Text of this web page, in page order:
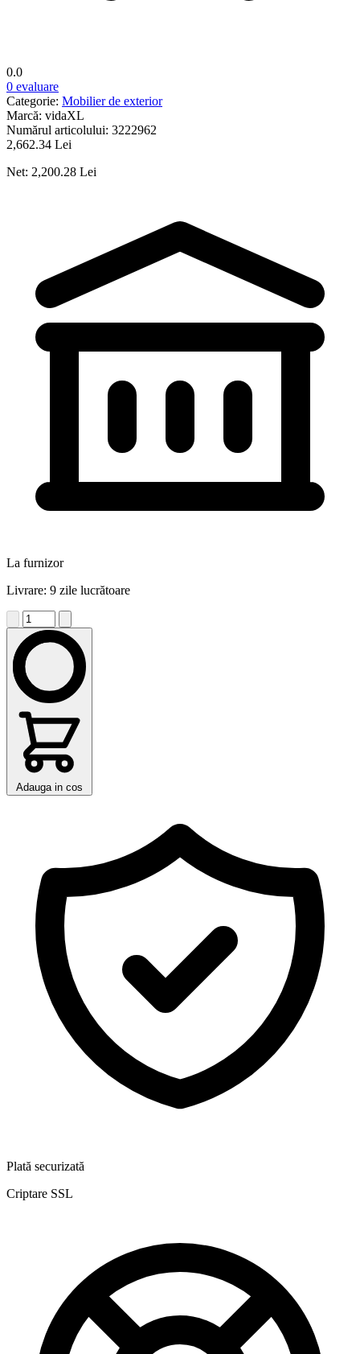
0.0
0 evaluare
Categorie: Mobilier de exterior
Marcă: vidaXL
Numărul articolului: 3222962
2,662.34 Lei
Net: 2,200.28 Lei
La furnizor
Livrare: 9 zile lucrătoare
Adauga in cos
Plată securizată
Criptare SSL